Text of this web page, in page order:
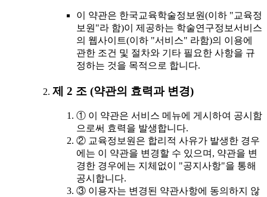
이 약관은 한국교육학술정보원(이하 "교육정
보원"라 함)이 제공하는 학술연구정보서비스
의 웹사이트(이하 "서비스" 라함)의 이용에
관한 조건 및 절차와 기타 필요한 사항을 규
정하는 것을 목적으로 합니다.
제 2 조 (약관의 효력과 변경)
① 이 약관은 서비스 메뉴에 게시하여 공시함
으로써 효력을 발생합니다.
② 교육정보원은 합리적 사유가 발생한 경우
에는 이 약관을 변경할 수 있으며, 약관을 변
경한 경우에는 지체없이 "공지사항"을 통해
공시합니다.
③ 이용자는 변경된 약관사항에 동의하지 않